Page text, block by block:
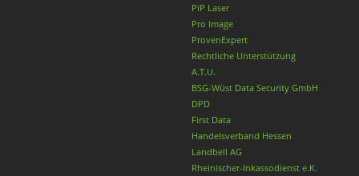
PiP Laser
Pro Image
ProvenExpert
Rechtliche Unterstützung
A.T.U.
BSG-Wüst Data Security GmbH
DPD
First Data
Handelsverband Hessen
Landbell AG
Rheinischer-Inkassodienst e.K.